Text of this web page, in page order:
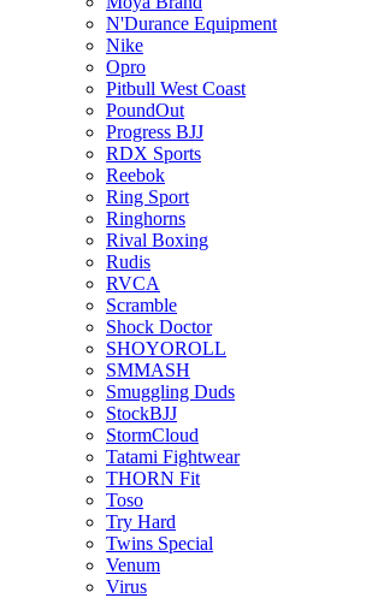
N'Durance Equipment
Nike
Opro
Pitbull West Coast
PoundOut
Progress BJJ
RDX Sports
Reebok
Ring Sport
Ringhorns
Rival Boxing
Rudis
RVCA
Scramble
Shock Doctor
SHOYOROLL
SMMASH
Smuggling Duds
StockBJJ
StormCloud
Tatami Fightwear
THORN Fit
Toso
Try Hard
Twins Special
Venum
Virus